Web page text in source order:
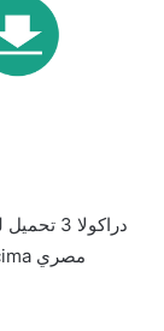
مصري egybest mycima دراكولا مصاصي الدماء 3